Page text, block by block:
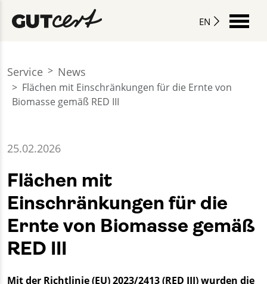
EN
Service News
Flächen mit Einschränkungen für die Ernte von
Biomasse gemäß RED III
25.02.2026
Flächen mit
Einschränkungen für die
Ernte von Biomasse gemäß
RED III
Mit der Richtlinie (EU) 2023/2413 (RED III) wurden die